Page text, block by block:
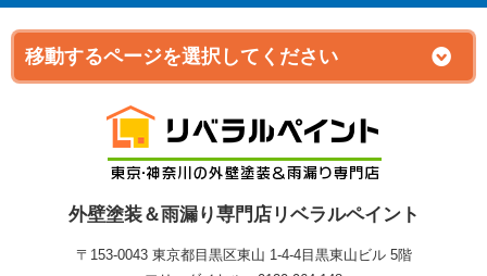
外壁塗装＆雨漏り専門店リベラルペイント
〒153-0043 東京都目黒区東山 1‐4‐4目黒東山ビル 5階